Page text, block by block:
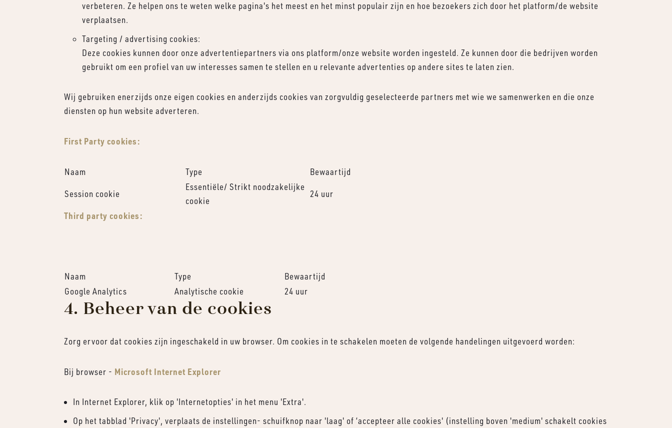
verbeteren. Ze helpen ons te weten welke pagina's het meest en het minst populair zijn en hoe bezoekers zich door het platform/de website
verplaatsen.
Targeting / advertising cookies:
Deze cookies kunnen door onze advertentiepartners via ons platform/onze website worden ingesteld. Ze kunnen door die bedrijven worden
gebruikt om een profiel van uw interesses samen te stellen en u relevante advertenties op andere sites te laten zien.
Wij gebruiken enerzijds onze eigen cookies en anderzijds cookies van zorgvuldig geselecteerde partners met wie we samenwerken en die onze
diensten op hun website adverteren.
First Party cookies:
Naam Type Bewaartijd
Session cookie
Essentiële/ Strikt noodzakelijke
cookie
24 uur
Third party cookies:
Naam Type
Bewaartijd
Google Analytics
Analytische cookie 24 uur
4. Beheer van de cookies
Zorg ervoor dat cookies zijn ingeschakeld in uw browser. Om cookies in te schakelen moeten de volgende handelingen uitgevoerd worden:
Bij browser - Microsoft Internet Explorer
In Internet Explorer, klik op 'Internetopties' in het menu 'Extra'.
Op het tabblad 'Privacy', verplaats de instellingen- schuifknop naar 'laag' of ‘accepteer alle cookies' (instelling boven 'medium' schakelt cookies